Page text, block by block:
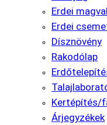
Erdei
Erdei
Dísznövény
Rakodólap
Kertépítés/
Árjegyzékek